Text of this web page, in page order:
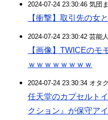
2024-07-24 23:30:46 気団
【衝撃】取引先の女
2024-07-24 23:30:42 芸能
【画像】TWICEのモ
ｗｗｗｗｗｗｗｗ
2024-07-24 23:30:34 オタ
任天堂のカプセルト
クション』が保守ア